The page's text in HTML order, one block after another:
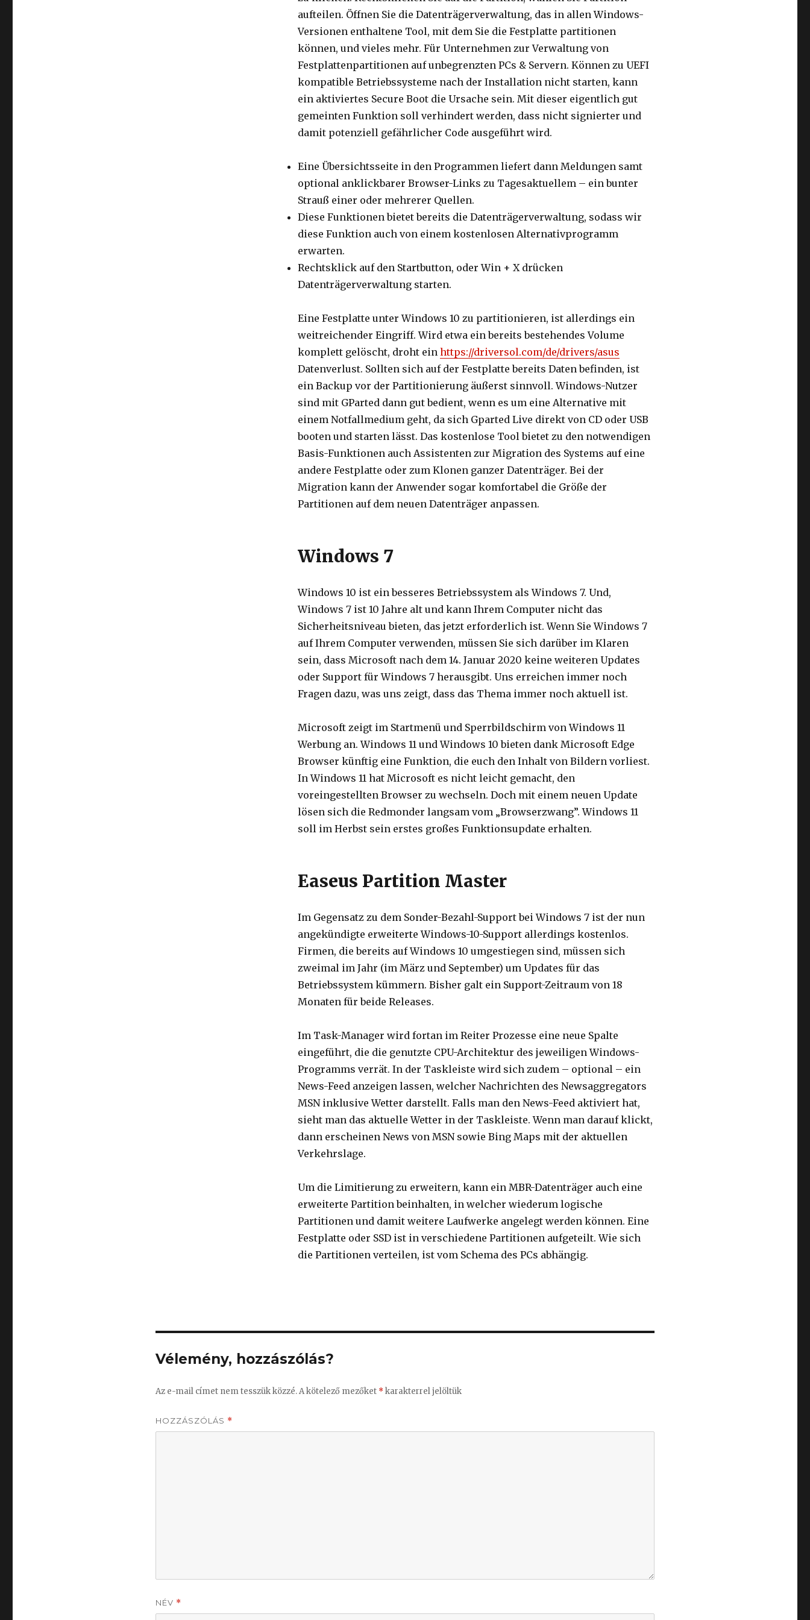
aufteilen. Öffnen Sie die Datenträgerverwaltung, das in allen Windows-
Versionen enthaltene Tool, mit dem Sie die Festplatte partitionen
können, und vieles mehr. Für Unternehmen zur Verwaltung von
Festplattenpartitionen auf unbegrenzten PCs & Servern. Können zu UEFI
kompatible Betriebssysteme nach der Installation nicht starten, kann
ein aktiviertes Secure Boot die Ursache sein. Mit dieser eigentlich gut
gemeinten Funktion soll verhindert werden, dass nicht signierter und
damit potenziell gefährlicher Code ausgeführt wird.
Eine Übersichtsseite in den Programmen liefert dann Meldungen samt
optional anklickbarer Browser-Links zu Tagesaktuellem – ein bunter
Strauß einer oder mehrerer Quellen.
Diese Funktionen bietet bereits die Datenträgerverwaltung, sodass wir
diese Funktion auch von einem kostenlosen Alternativprogramm
erwarten.
Rechtsklick auf den Startbutton, oder Win + X drücken
Datenträgerverwaltung starten.
Eine Festplatte unter Windows 10 zu partitionieren, ist allerdings ein
weitreichender Eingriff. Wird etwa ein bereits bestehendes Volume
komplett gelöscht, droht einhttps://driversol.com/de/drivers/asus
Datenverlust. Sollten sich auf der Festplatte bereits Daten befinden, ist
ein Backup vor der Partitionierung äußerst sinnvoll. Windows-Nutzer
sind mit GParted dann gut bedient, wenn es um eine Alternative mit
einem Notfallmedium geht, da sich Gparted Live direkt von CD oder USB
booten und starten lässt. Das kostenlose Tool bietet zu den notwendigen
Basis-Funktionen auch Assistenten zur Migration des Systems auf eine
andere Festplatte oder zum Klonen ganzer Datenträger. Bei der
Migration kann der Anwender sogar komfortabel die Größe der
Partitionen auf dem neuen Datenträger anpassen.
Windows 7
Windows 10 ist ein besseres Betriebssystem als Windows 7. Und,
Windows 7 ist 10 Jahre alt und kann Ihrem Computer nicht das
Sicherheitsniveau bieten, das jetzt erforderlich ist. Wenn Sie Windows 7
auf Ihrem Computer verwenden, müssen Sie sich darüber im Klaren
sein, dass Microsoft nach dem 14. Januar 2020 keine weiteren Updates
oder Support für Windows 7 herausgibt. Uns erreichen immer noch
Fragen dazu, was uns zeigt, dass das Thema immer noch aktuell ist.
Microsoft zeigt im Startmenü und Sperrbildschirm von Windows 11
Werbung an. Windows 11 und Windows 10 bieten dank Microsoft Edge
Browser künftig eine Funktion, die euch den Inhalt von Bildern vorliest.
In Windows 11 hat Microsoft es nicht leicht gemacht, den
voreingestellten Browser zu wechseln. Doch mit einem neuen Update
lösen sich die Redmonder langsam vom „Browserzwang”. Windows 11
soll im Herbst sein erstes großes Funktionsupdate erhalten.
Easeus Partition Master
Im Gegensatz zu dem Sonder-Bezahl-Support bei Windows 7 ist der nun
angekündigte erweiterte Windows-10-Support allerdings kostenlos.
Firmen, die bereits auf Windows 10 umgestiegen sind, müssen sich
zweimal im Jahr (im März und September) um Updates für das
Betriebssystem kümmern. Bisher galt ein Support-Zeitraum von 18
Monaten für beide Releases.
Im Task-Manager wird fortan im Reiter Prozesse eine neue Spalte
eingeführt, die die genutzte CPU-Architektur des jeweiligen Windows-
Programms verrät. In der Taskleiste wird sich zudem – optional – ein
News-Feed anzeigen lassen, welcher Nachrichten des Newsaggregators
MSN inklusive Wetter darstellt. Falls man den News-Feed aktiviert hat,
sieht man das aktuelle Wetter in der Taskleiste. Wenn man darauf klickt,
dann erscheinen News von MSN sowie Bing Maps mit der aktuellen
Verkehrslage.
Um die Limitierung zu erweitern, kann ein MBR-Datenträger auch eine
erweiterte Partition beinhalten, in welcher wiederum logische
Partitionen und damit weitere Laufwerke angelegt werden können. Eine
Festplatte oder SSD ist in verschiedene Partitionen aufgeteilt. Wie sich
die Partitionen verteilen, ist vom Schema des PCs abhängig.
Vélemény, hozzászólás?
Az e-mail címet nem tesszük közzé.A kötelező mezőket *karakterrel jelöltük
HOZZÁSZÓLÁS *
NÉV *